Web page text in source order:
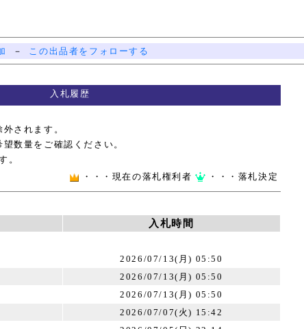
－ この出品者をフォローする
入札履歴
されます。
数量をご確認ください。
。
・・・現在の落札権利者 ・・・落札決定
入札時間
2026/07/13(月) 05:50
2026/07/13(月) 05:50
2026/07/13(月) 05:50
2026/07/07(火) 15:42